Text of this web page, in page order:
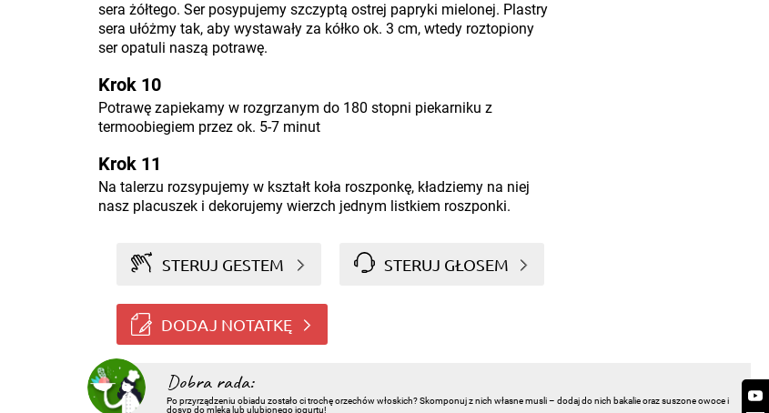
sera żółtego. Ser posypujemy szczyptą ostrej papryki mielonej. Plastry
sera ułóżmy tak, aby wystawały za kółko ok. 3 cm, wtedy roztopiony
ser opatuli naszą potrawę.
Krok 10
Potrawę zapiekamy w rozgrzanym do 180 stopni piekarniku z
termoobiegiem przez ok. 5-7 minut
Krok 11
Na talerzu rozsypujemy w kształt koła roszponkę, kładziemy na niej
nasz placuszek i dekorujemy wierzch jednym listkiem roszponki.
STERUJ GESTEM STERUJ GŁOSEM
DODAJ NOTATKĘ
Dobra rada:
Po przyrządzeniu obiadu zostało ci trochę orzechów włoskich? Skomponuj z nich własne musli – dodaj do nich bakalie oraz suszone owoce i
dosyp do mleka lub ulubionego jogurtu!